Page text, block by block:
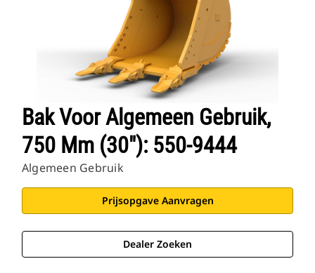
Bak Voor Algemeen Gebruik,
750 Mm (30"): 550-9444
Algemeen Gebruik
Prijsopgave Aanvragen
Dealer Zoeken